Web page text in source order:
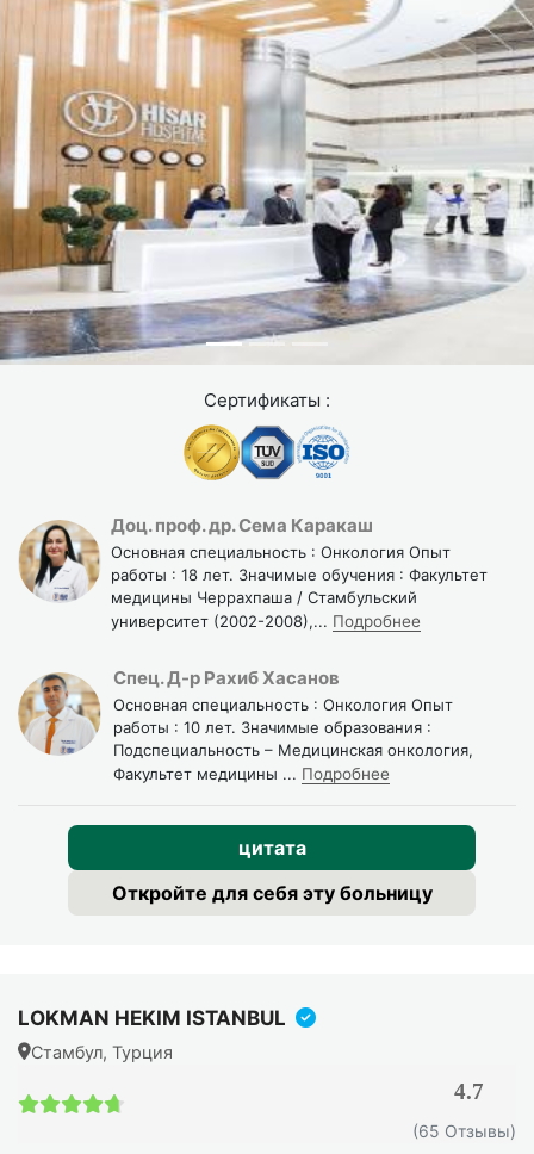
Сертификаты :
Доц. проф. др. Сема Каракаш
Основная специальность : Онкология Опыт
работы : 18 лет. Значимые обучения : Факультет
медицины Черрахпаша / Стамбульский
университет (2002-2008),... Подробнее
Спец. Д-р Рахиб Хасанов
Основная специальность : Онкология Опыт
работы : 10 лет. Значимые образования :
Подспециальность – Медицинская онкология,
Факультет медицины ... Подробнее
цитата
Откройте для себя эту больницу
LOKMAN HEKIM ISTANBUL
Стамбул, Турция
4.7 / 5
4.7
(65 Отзывы)